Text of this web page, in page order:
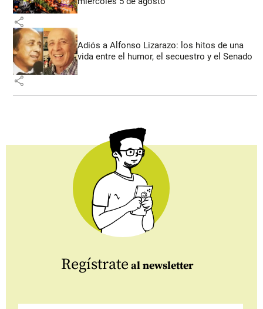
share
Adiós a Alfonso Lizarazo: los hitos de una
vida entre el humor, el secuestro y el Senado
share
Regístrate al newsletter